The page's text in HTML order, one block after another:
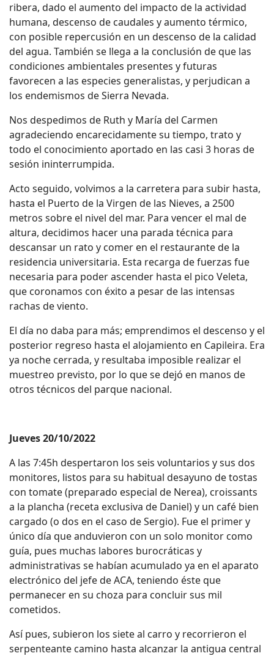
ribera, dado el aumento del impacto de la actividad
humana, descenso de caudales y aumento térmico,
con posible repercusión en un descenso de la calidad
del agua. También se llega a la conclusión de que las
condiciones ambientales presentes y futuras
favorecen a las especies generalistas, y perjudican a
los endemismos de Sierra Nevada.
Nos despedimos de Ruth y María del Carmen
agradeciendo encarecidamente su tiempo, trato y
todo el conocimiento aportado en las casi 3 horas de
sesión ininterrumpida.
Acto seguido, volvimos a la carretera para subir hasta,
hasta el Puerto de la Virgen de las Nieves, a 2500
metros sobre el nivel del mar. Para vencer el mal de
altura, decidimos hacer una parada técnica para
descansar un rato y comer en el restaurante de la
residencia universitaria. Esta recarga de fuerzas fue
necesaria para poder ascender hasta el pico Veleta,
que coronamos con éxito a pesar de las intensas
rachas de viento.
El día no daba para más; emprendimos el descenso y el
posterior regreso hasta el alojamiento en Capileira. Era
ya noche cerrada, y resultaba imposible realizar el
muestreo previsto, por lo que se dejó en manos de
otros técnicos del parque nacional.
Jueves 20/10/2022
A las 7:45h despertaron los seis voluntarios y sus dos
monitores, listos para su habitual desayuno de tostas
con tomate (preparado especial de Nerea), croissants
a la plancha (receta exclusiva de Daniel) y un café bien
cargado (o dos en el caso de Sergio). Fue el primer y
único día que anduvieron con un solo monitor como
guía, pues muchas labores burocráticas y
administrativas se habían acumulado ya en el aparato
electrónico del jefe de ACA, teniendo éste que
permanecer en su choza para concluir sus mil
cometidos.
Así pues, subieron los siete al carro y recorrieron el
serpenteante camino hasta alcanzar la antigua central